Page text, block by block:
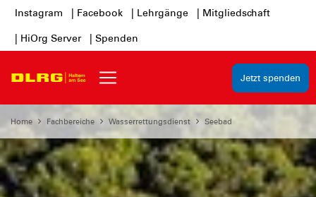
Instagram | Facebook | Lehrgänge | Mitgliedschaft
| HiOrg Server | Spenden
Jetzt spenden
Home Fachbereiche Wasserrettungsdienst Seebad